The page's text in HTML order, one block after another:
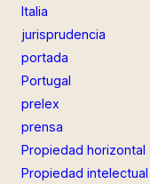
Italia
jurisprudencia
portada
Portugal
prelex
prensa
Propiedad horizontal
Propiedad intelectual